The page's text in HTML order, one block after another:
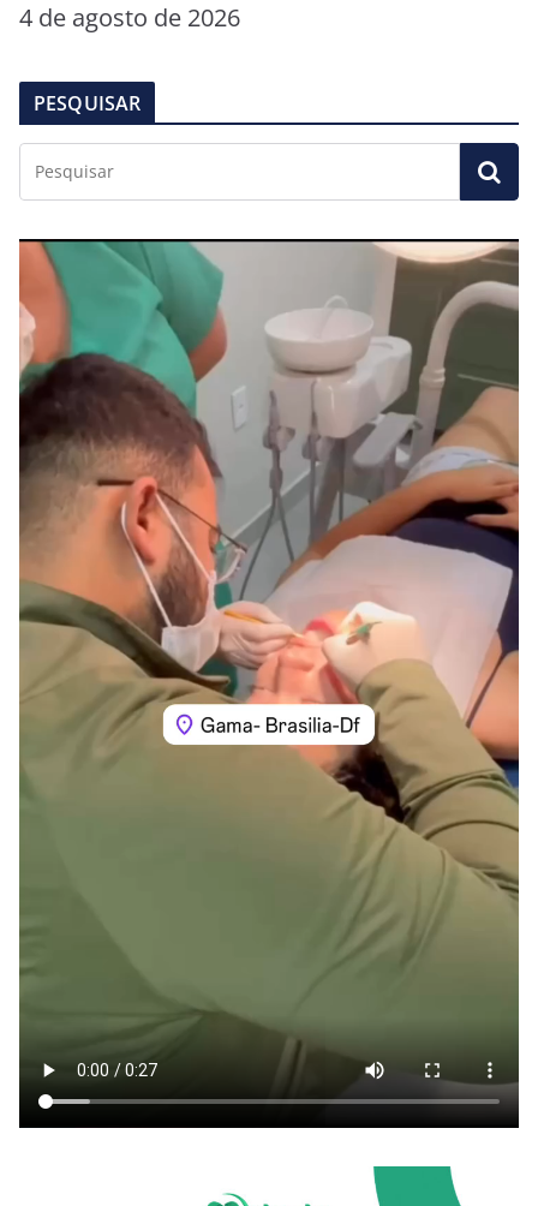
4 de agosto de 2026
PESQUISAR